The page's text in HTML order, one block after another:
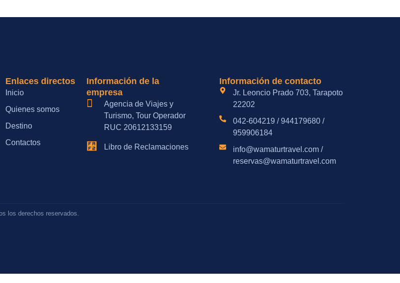
Enlaces directos
Inicio
Quienes somos
Destino
Contactos
Información de la
empresa
Agencia de Viajes y
Turismo, Tour Operador
RUC 20612133159
Libro de Reclamaciones
Información de contacto
Jr. Leoncio Prado 703, Tarapoto
22202
042-604219 / 944179680 /
959906184
info@wamaturtravel.com /
reservas@wamaturtravel.com
los derechos reservados.